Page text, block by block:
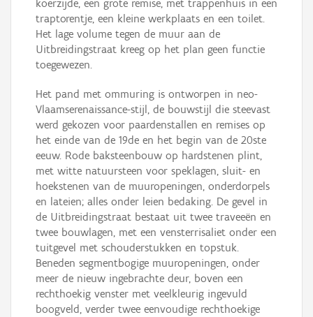
koerzijde, een grote remise, met trappenhuis in een
traptorentje, een kleine werkplaats en een toilet.
Het lage volume tegen de muur aan de
Uitbreidingstraat kreeg op het plan geen functie
toegewezen.
Het pand met ommuring is ontworpen in neo-
Vlaamserenaissance-stijl, de bouwstijl die steevast
werd gekozen voor paardenstallen en remises op
het einde van de 19de en het begin van de 20ste
eeuw. Rode baksteenbouw op hardstenen plint,
met witte natuursteen voor speklagen, sluit- en
hoekstenen van de muuropeningen, onderdorpels
en lateien; alles onder leien bedaking. De gevel in
de Uitbreidingstraat bestaat uit twee traveeën en
twee bouwlagen, met een vensterrisaliet onder een
tuitgevel met schouderstukken en topstuk.
Beneden segmentbogige muuropeningen, onder
meer de nieuw ingebrachte deur, boven een
rechthoekig venster met veelkleurig ingevuld
boogveld, verder twee eenvoudige rechthoekige